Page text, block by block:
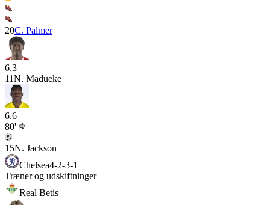
20C. Palmer
6.3
11N. Madueke
6.6
80'
15N. Jackson
Chelsea4-2-3-1
Træner og udskiftninger
Real Betis